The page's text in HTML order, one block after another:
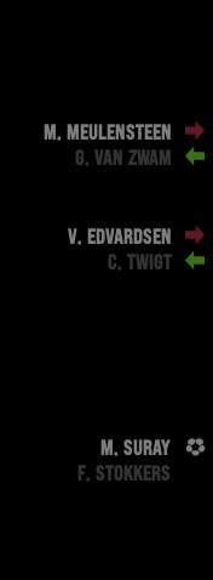
M. MEULENSTEEN
G. VAN ZWAM
V. EDVARDSEN
C. TWIGT
M. SURAY
F. STOKKERS